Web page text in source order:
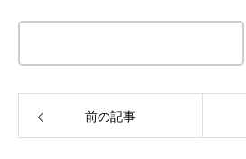
前の記事